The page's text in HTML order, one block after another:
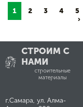
1 2 3 4 5
›
СТРОИМ С
НАМИ
строительные
материалы
г.Самара, ул. Алма-